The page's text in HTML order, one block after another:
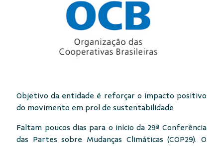
Objetivo da entidade é reforçar o impacto positivo
do movimento em prol de sustentabilidade
Faltam poucos dias para o início da 29ª Conferência
das Partes sobre Mudanças Climáticas (COP29). O